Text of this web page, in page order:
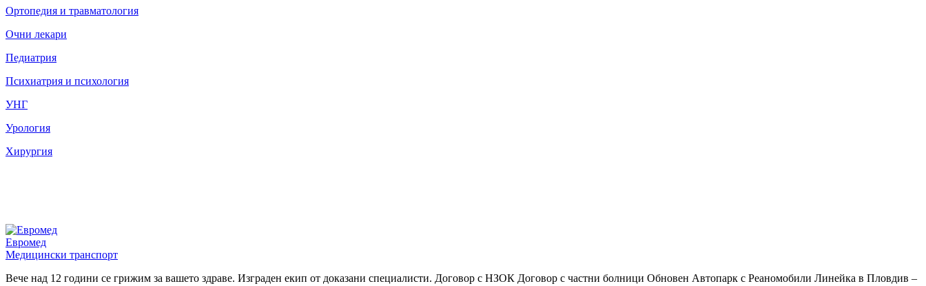
Ортопедия и травматология
Очни лекари
Педиатрия
Психиатрия и психология
УНГ
Урология
Хирургия
Евромед
Медицински транспорт
Вече над 12 години се грижим за вашето здраве. Изграден екип от доказани специалисти. Договор с НЗОК Договор с частни болници Обновен Автопарк с Реаномобили Линейка в Пловдив –